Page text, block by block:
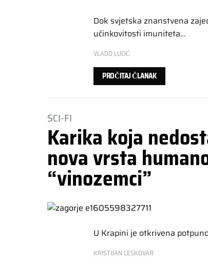
Dok svjetska znanstvena
učinkovitosti imuniteta…
VLADO LUCIĆ
PROČITAJ ČLANAK
SCI-FI
Karika koja
nova vrsta
“vinozemci”
U Krapini je otkrivena
KRISTIJAN LESKOVAR